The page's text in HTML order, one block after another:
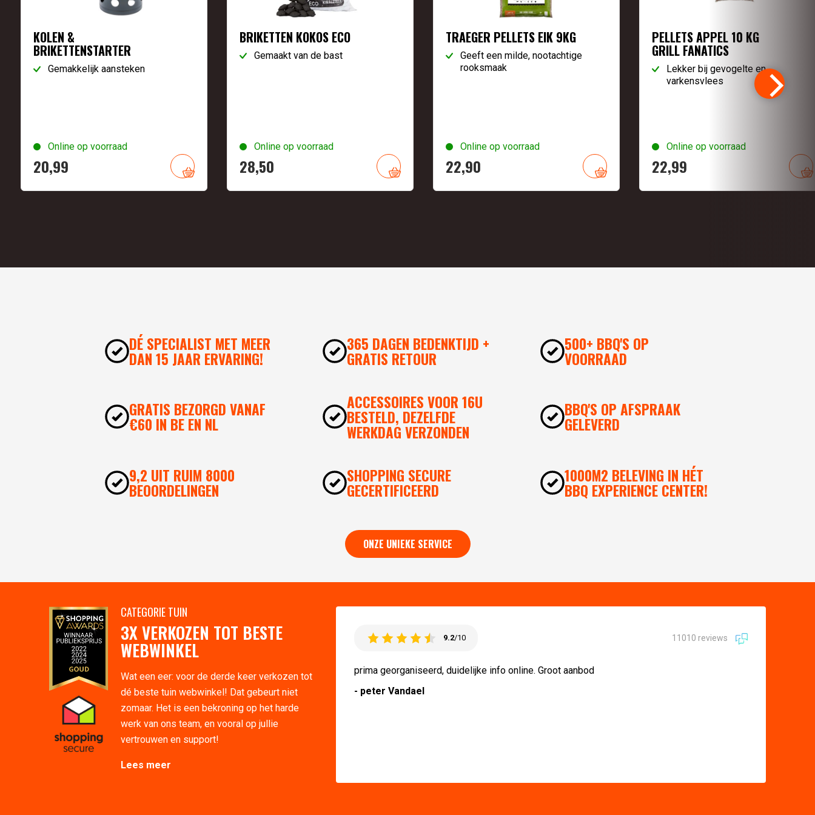
KOLEN &
BRIKETTENSTARTER
Gemakkelijk aansteken
Online op voorraad
20,99
BRIKETTEN KOKOS ECO
Gemaakt van de bast
Online op voorraad
28,50
TRAEGER PELLETS EIK 9KG
Geeft een milde, nootachtige
rooksmaak
Online op voorraad
22,90
PELLETS APPEL 10 KG
GRILL FANATICS
Lekker bij gevogelte en
varkensvlees
Online op voorraad
22,99
DÉ SPECIALIST MET MEER
DAN 15 JAAR ERVARING!
365 DAGEN BEDENKTIJD +
GRATIS RETOUR
500+ BBQ'S OP
VOORRAAD
GRATIS BEZORGD VANAF
€60 IN BE EN NL
ACCESSOIRES VOOR 16U
BESTELD, DEZELFDE
WERKDAG VERZONDEN
BBQ'S OP AFSPRAAK
GELEVERD
9,2 UIT RUIM 8000
BEOORDELINGEN
SHOPPING SECURE
GECERTIFICEERD
1000M2 BELEVING IN HÉT
BBQ EXPERIENCE CENTER!
ONZE UNIEKE SERVICE
CATEGORIE TUIN
3X VERKOZEN TOT BESTE
WEBWINKEL
Wat een eer: voor de derde keer verkozen tot
dé beste tuin webwinkel! Dat gebeurt niet
zomaar. Het is een bekroning op het harde
werk van ons team, en vooral op jullie
vertrouwen en support!
Lees meer
9.2/10 11010 reviews
prima georganiseerd, duidelijke info online. Groot aanbod
- peter Vandael